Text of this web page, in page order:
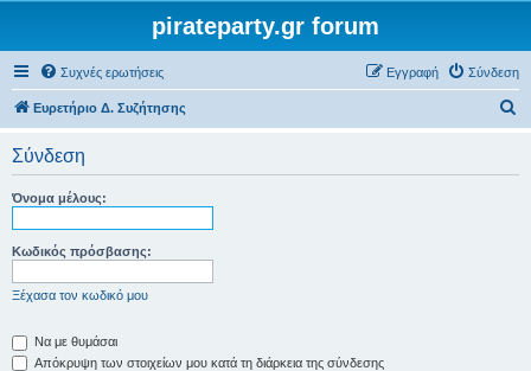
pirateparty.gr forum
Συχνές ερωτήσεις Σύνδεση
Εγγραφή
Ευρετήριο Δ. Συζήτησης
Σύνδεση
Όνομα μέλους:
Κωδικός πρόσβασης:
Ξέχασα τον κωδικό μου
Να με θυμάσαι
Απόκρυψη των στοιχείων μου κατά τη διάρκεια της σύνδεσης